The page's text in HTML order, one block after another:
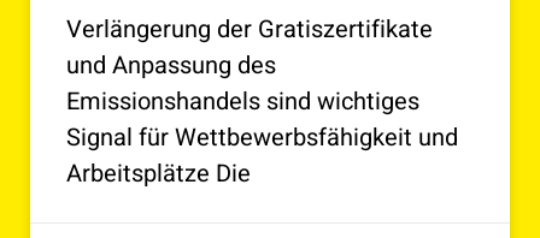
Verlängerung der Gratiszertifikate
und Anpassung des
Emissionshandels sind wichtiges
Signal für Wettbewerbsfähigkeit und
Arbeitsplätze Die